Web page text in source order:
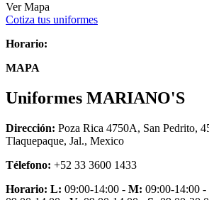
Ver Mapa
Cotiza tus uniformes
Horario:
MAPA
Uniformes MARIANO'S
Dirección: Poza Rica 4750A, San Pedrito,
Tlaquepaque, Jal., Mexico
Télefono: +52 33 3600 1433
Horario: L: 09:00-14:00 - M: 09:00-14:00 -